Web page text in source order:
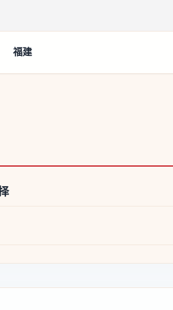
福建